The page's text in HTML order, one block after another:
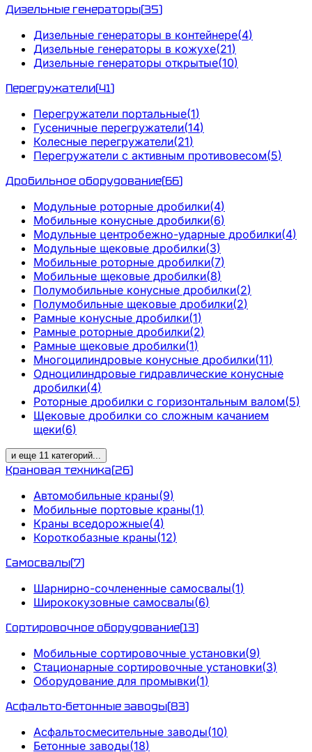
Дизельные генераторы(35)
Дизельные генераторы в контейнере(4)
Дизельные генераторы в кожухе(21)
Дизельные генераторы открытые(10)
Перегружатели(41)
Перегружатели портальные(1)
Гусеничные перегружатели(14)
Колесные перегружатели(21)
Перегружатели с активным противовесом(5)
Дробильное оборудование(66)
Модульные роторные дробилки(4)
Мобильные конусные дробилки(6)
Модульные центробежно-ударные дробилки(4)
Модульные щековые дробилки(3)
Мобильные роторные дробилки(7)
Мобильные щековые дробилки(8)
Полумобильные конусные дробилки(2)
Полумобильные щековые дробилки(2)
Рамные конусные дробилки(1)
Рамные роторные дробилки(2)
Рамные щековые дробилки(1)
Многоцилиндровые конусные дробилки(11)
Одноцилиндровые гидравлические конусные
дробилки(4)
Роторные дробилки с горизонтальным валом(5)
Щековые дробилки со сложным качанием
щеки(6)
и еще 11 категорий...
Крановая техника(26)
Автомобильные краны(9)
Мобильные портовые краны(1)
Краны вседорожные(4)
Короткобазные краны(12)
Самосвалы(7)
Шарнирно-сочлененные самосвалы(1)
Ширококузовные самосвалы(6)
Сортировочное оборудование(13)
Мобильные сортировочные установки(9)
Стационарные сортировочные установки(3)
Оборудование для промывки(1)
Асфальто-бетонные заводы(83)
Асфальтосмесительные заводы(10)
Бетонные заводы(18)